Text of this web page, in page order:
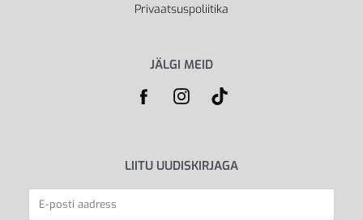
Privaatsuspoliitika
JÄLGI MEID
LIITU UUDISKIRJAGA